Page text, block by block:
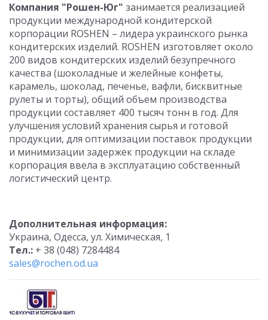
Компания "Рошен-Юг" занимается реализацией
продукции международной кондитерской
корпорации ROSHEN – лидера украинского рынка
кондитерских изделий. ROSHEN изготовляет около
200 видов кондитерских изделий безупречного
качества (шоколадные и желейные конфеты,
карамель, шоколад, печенье, вафли, бисквитные
рулеты и торты), общий объем производства
продукции составляет 400 тысяч тонн в год. Для
улучшения условий хранения сырья и готовой
продукции, для оптимизации поставок продукции
и минимизации задержек продукции на складе
корпорация ввела в эксплуатацию собственный
логистический центр.
Дополнительная информация:
Украина, Одесса, ул. Химическая, 1
Тел.: + 38 (048) 7284484
sales@rochen.od.ua